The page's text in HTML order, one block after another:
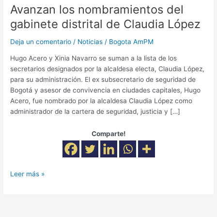
Avanzan los nombramientos del
gabinete distrital de Claudia López
Deja un comentario / Noticias / Bogota AmPM
Hugo Acero y Xinia Navarro se suman a la lista de los
secretarios designados por la alcaldesa electa, Claudia López,
para su administración. El ex subsecretario de seguridad de
Bogotá y asesor de convivencia en ciudades capitales, Hugo
Acero, fue nombrado por la alcaldesa Claudia López como
administrador de la cartera de seguridad, justicia y […]
Comparte!
Leer más »